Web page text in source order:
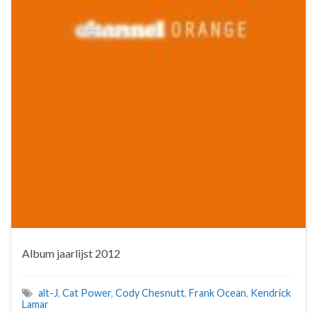
Album jaarlijst 2012
alt-J, Cat Power, Cody Chesnutt, Frank Ocean, Kendrick
Lamar